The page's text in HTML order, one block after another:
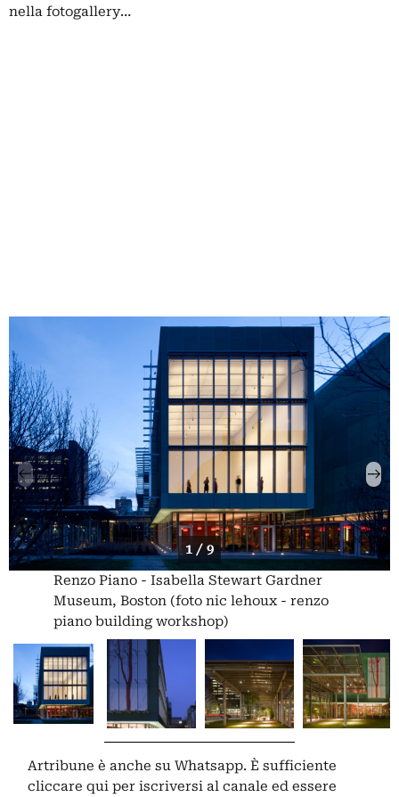
nella fotogallery…
1 / 9
Renzo Piano - Isabella Stewart Gardner
Museum, Boston (foto nic lehoux - renzo
piano building workshop)
Artribune è anche su Whatsapp. È sufficiente
cliccare qui per iscriversi al canale ed essere